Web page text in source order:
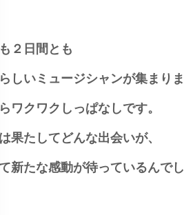
２日間とも
しいミュージシャンが集まりま
ワクワクしっぱなしです。
果たしてどんな出会いが、
新たな感動が待っているんでし